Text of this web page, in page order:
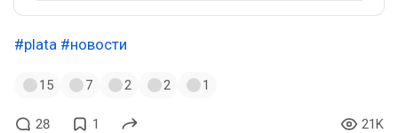
#plata #новости
15 7 2 2 1
28 1 21K